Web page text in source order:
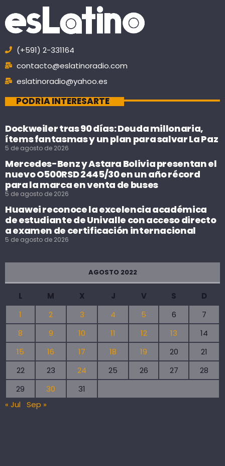
(+591) 2-331164
contacto@eslatinoradio.com
eslatinoradio@yahoo.es
PODRÍA INTERESARTE
Dockweiler tras 90 días: Deuda millonaria,
ítems fantasmas y un plan para salvar La Paz
5 de agosto de 2026
Mercedes-Benz y Astara Bolivia presentan el
nuevo O500RSD 2445/30 en un año récord
para la marca en venta de buses
5 de agosto de 2026
Huawei reconoce la excelencia académica
de estudiante de Univalle con acceso directo
a examen de certificación internacional
5 de agosto de 2026
AGOSTO 2022
L M X J V S
D
1
2 3 4 5 6
7
8
9 10 11 12 13
14
15
16 17 18 19 20
21
22
23 24 25 26 27
28
29
30
31
« Jul
Sep »